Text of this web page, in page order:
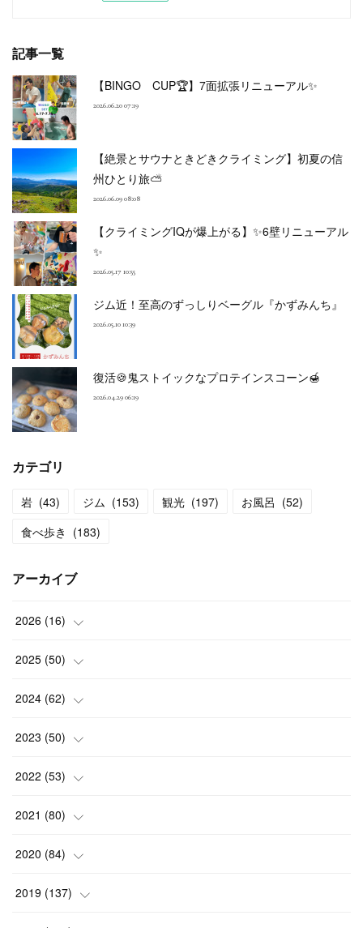
記事一覧
【BINGO CUP🏆】7面拡張リニューアル✨
2026.06.20 07:19
【絶景とサウナときどきクライミング】初夏の信
州ひとり旅⛅
2026.06.09 08:08
【クライミングIQが爆上がる】✨6壁リニューアル
✨
2026.05.17 10:55
ジム近！至高のずっしりベーグル『かずみんち』
2026.05.10 10:39
復活🍪鬼ストイックなプロテインスコーン🍯
2026.04.29 06:19
カテゴリ
岩 (43) ジム (153) 観光 (197) お風呂 (52)
食べ歩き (183)
アーカイブ
2026 (16)
(2)
(2)
(3)
(3)
( 3)
2025 (50)
(3)
(4)
(4)
(4)
( 4)
2024 (62)
(6)
(5)
(6)
( 6)
( 5)
2023 (50)
(7)
(5)
(5)
(2)
2022 (53)
(4)
(5)
(4)
2021 (80)
(7)
(5)
2020 (84)
(9)
2019 (137)